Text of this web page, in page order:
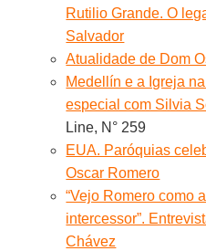
Rutilio Grande. O
Salvador
Atualidade de Dom
Medellín e a Igreja
especial com Silvia
Line, N° 259
EUA. Paróquias
Oscar Romero
“Vejo Romero como
intercessor”.
Chávez